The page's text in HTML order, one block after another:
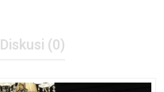
Diskusi (0)